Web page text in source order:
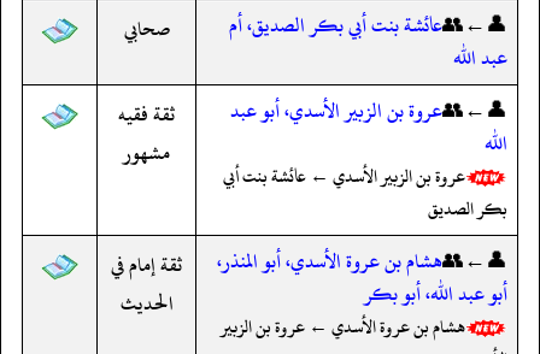
👤←👥عائشة بنت أبي بكر الصديق، أم
عبد الله
صحابي
👤←👥عروة بن الزبير الأسدي، أبو عبد
الله
عروة بن الزبير الأسدي ← عائشة بنت أبي
بكر الصديق
ثقة فقيه
مشهور
👤←👥هشام بن عروة الأسدي، أبو المنذر،
أبو عبد الله، أبو بكر
هشام بن عروة الأسدي ← عروة بن الزبير
ثقة إمام في
الحديث